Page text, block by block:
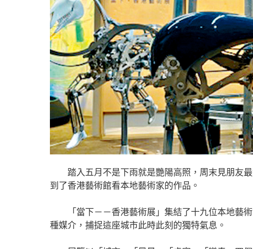
踏入五月不是下雨就是艷陽高照，周末見朋友最
到了香港藝術館看本地藝術家的作品。
「當下－－香港藝術展」集結了十九位本地藝術
種媒介，捕捉這座城市此時此刻的獨特氣息。